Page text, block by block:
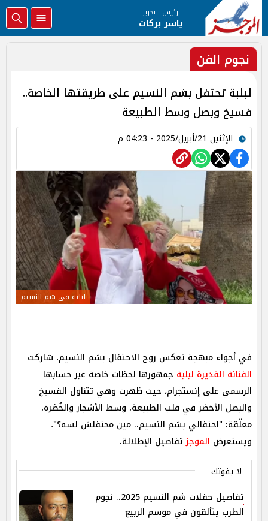
رئيس التحرير
ياسر بركات
نجوم الفن
لبلبة تحتفل بشم النسيم على طريقتها الخاصة..
فسيخ وبصل وسط الطبيعة
الإثنين 21/أبريل/2025 - 04:23 م
لبلبة في شم النسيم
في أجواء مبهجة تعكس روح الاحتفال بشم النسيم، شاركت
الفنانة القديرة لبلبة جمهورها لحظات خاصة عبر حسابها
الرسمي على إنستجرام، حيث ظهرت وهي تتناول الفسيخ
والبصل الأخضر في قلب الطبيعة، وسط الأشجار والخُضرة،
معلّقة: "احتفالي بشم النسيم.. مين محتفلش لسه؟"،
ويستعرض الموجزتفاصيل الإطلالة.
لا يفوتك
تفاصيل حفلات شم النسيم 2025.. نجوم
الطرب يتألقون في موسم الربيع